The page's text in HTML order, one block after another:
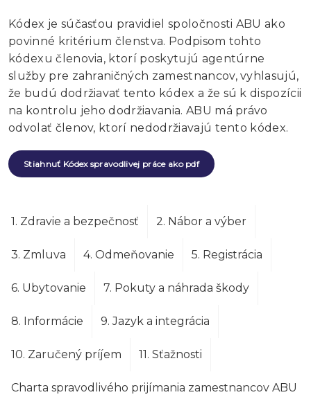
Kódex je súčasťou pravidiel spoločnosti ABU ako
povinné kritérium členstva. Podpisom tohto
kódexu členovia, ktorí poskytujú agentúrne
služby pre zahraničných zamestnancov, vyhlasujú,
že budú dodržiavať tento kódex a že sú k dispozícii
na kontrolu jeho dodržiavania. ABU má právo
odvolať členov, ktorí nedodržiavajú tento kódex.
Stiahnuť Kódex spravodlivej práce ako pdf
1. Zdravie a bezpečnosť 2. Nábor a výber
3. Zmluva 4. Odmeňovanie 5. Registrácia
6. Ubytovanie 7. Pokuty a náhrada škody
8. Informácie 9. Jazyk a integrácia
10. Zaručený príjem 11. Sťažnosti
Charta spravodlivého prijímania zamestnancov ABU